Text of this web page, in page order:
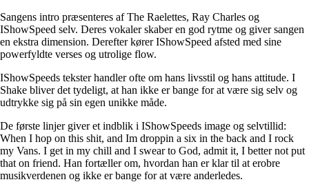
Sangens intro præsenteres af The Raelettes, Ray Charles og
IShowSpeed selv. Deres vokaler skaber en god rytme og giver sangen
en ekstra dimension. Derefter kører IShowSpeed afsted med sine
powerfyldte verses og utrolige flow.
IShowSpeeds tekster handler ofte om hans livsstil og hans attitude. I
Shake bliver det tydeligt, at han ikke er bange for at være sig selv og
udtrykke sig på sin egen unikke måde.
De første linjer giver et indblik i IShowSpeeds image og selvtillid:
When I hop on this shit, and Im droppin a six in the back and I rock
my Vans. I get in my chill and I swear to God, admit it, I better not put
that on friend. Han fortæller om, hvordan han er klar til at erobre
musikverdenen og ikke er bange for at være anderledes.